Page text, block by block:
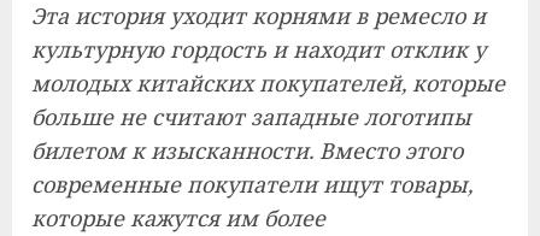
Эта история уходит корнями в ремесло и
культурную гордость и находит отклик у
молодых китайских покупателей, которые
больше не считают западные логотипы
билетом к изысканности. Вместо этого
современные покупатели ищут товары,
которые кажутся им более